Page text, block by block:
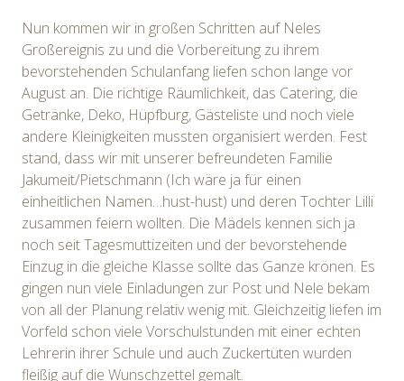
Nun kommen wir in großen Schritten auf Neles
Großereignis zu und die Vorbereitung zu ihrem
bevorstehenden Schulanfang liefen schon lange vor
August an. Die richtige Räumlichkeit, das Catering, die
Getränke, Deko, Hüpfburg, Gästeliste und noch viele
andere Kleinigkeiten mussten organisiert werden. Fest
stand, dass wir mit unserer befreundeten Familie
Jakumeit/Pietschmann (Ich wäre ja für einen
einheitlichen Namen…hust-hust) und deren Tochter Lilli
zusammen feiern wollten. Die Mädels kennen sich ja
noch seit Tagesmuttizeiten und der bevorstehende
Einzug in die gleiche Klasse sollte das Ganze krönen. Es
gingen nun viele Einladungen zur Post und Nele bekam
von all der Planung relativ wenig mit. Gleichzeitig liefen im
Vorfeld schon viele Vorschulstunden mit einer echten
Lehrerin ihrer Schule und auch Zuckertüten wurden
fleißig auf die Wunschzettel gemalt.